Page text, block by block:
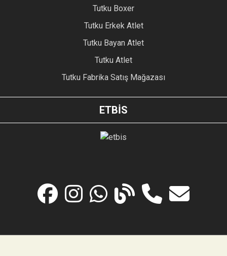
Tutku Boxer
Tutku Erkek Atlet
Tutku Bayan Atlet
Tutku Atlet
Tutku Fabrika Satış Mağazası
ETBİS